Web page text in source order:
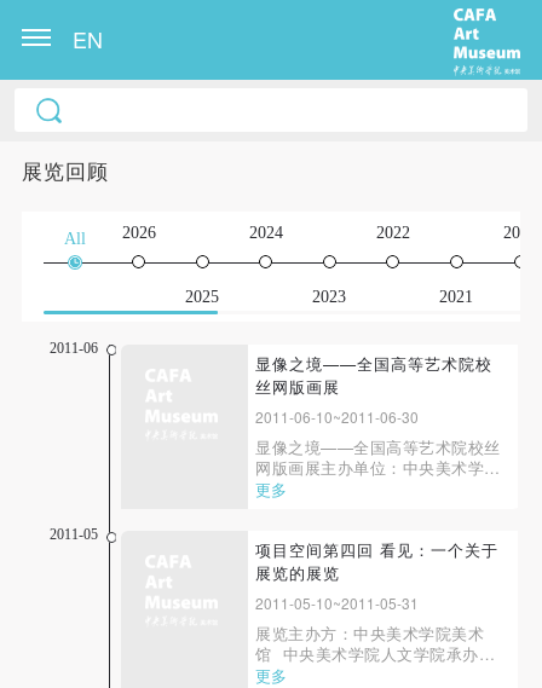
EN
展览回顾
All 2026
2025
2024
2023
2022
2021
2020
2011-06
显像之境——全国高等艺术院校
丝网版画展
2011-06-10~2011-06-30
显像之境——全国高等艺术院校丝
网版画展主办单位：中央美术学院
造型学院、中央美术学院版画系、
央美术学院美术馆协办单位：中国
艺术新闻网、红砖美术馆展览时
日展览地点：中...
更多
2011-05
项目空间第四回 看见：一个关于
展览的展览
2011-05-10~2011-05-31
展览主办方：中央美术学院美术
馆 中央美术学院人文学院承办单
位：中央美术学院人文学院艺术管
更多